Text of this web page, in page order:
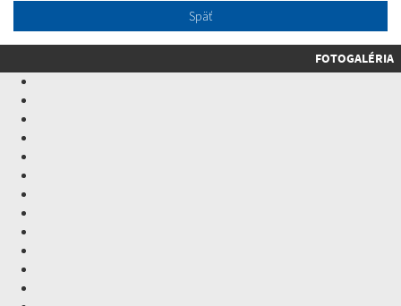
Späť
FOTOGALÉRIA